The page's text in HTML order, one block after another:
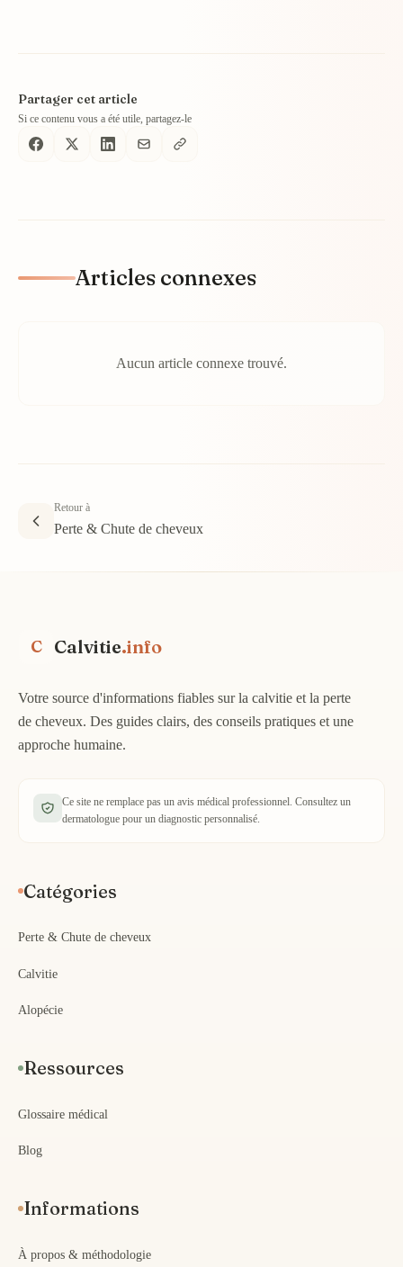
Partager cet article
Si ce contenu vous a été utile, partagez-le
Articles connexes
Aucun article connexe trouvé.
Retour à
Perte & Chute de cheveux
C Calvitie.info
Votre source d'informations fiables sur la calvitie et la perte
de cheveux. Des guides clairs, des conseils pratiques et une
approche humaine.
Ce site ne remplace pas un avis médical professionnel. Consultez un
dermatologue pour un diagnostic personnalisé.
Catégories
Perte & Chute de cheveux
Calvitie
Alopécie
Ressources
Glossaire médical
Blog
Informations
À propos & méthodologie